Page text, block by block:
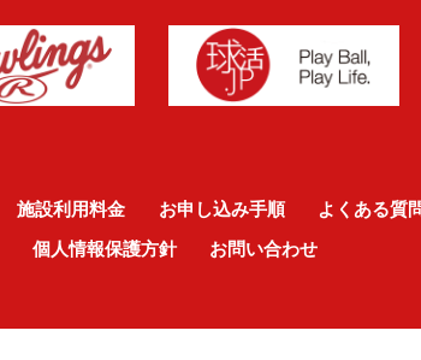
施設利用料金 お申し込み手順
よくある質
個人情報保護方針 お問い合わせ